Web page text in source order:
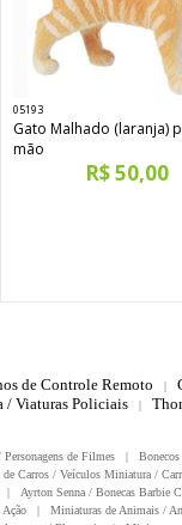
05193
Gato Malhado (laranja)
mão
R$ 50,00
de Controle Remoto |
/ Viaturas Policiais |
de Filmes |
Carros / Veículos Miniatura /
|
Ayrton Senna / Bonecas Barbie
|
Miniaturas de Animais /